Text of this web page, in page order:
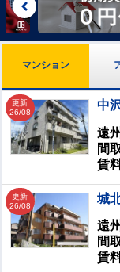
マンション
更新
26/08
中
遠
間
賃
更新
26/08
城
遠
間
賃